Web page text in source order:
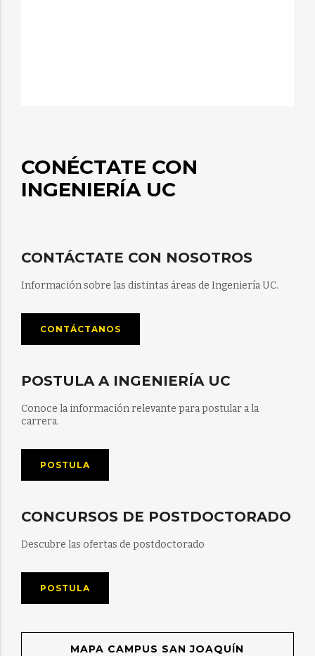
CONÉCTATE CON
INGENIERÍA UC
CONTÁCTATE CON NOSOTROS
Información sobre las distintas áreas de Ingeniería UC.
CONTÁCTANOS
POSTULA A INGENIERÍA UC
Conoce la información relevante para postular a la
carrera.
POSTULA
CONCURSOS DE POSTDOCTORADO
Descubre las ofertas de postdoctorado
POSTULA
MAPA CAMPUS SAN JOAQUÍN